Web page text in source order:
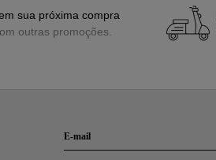
sua próxima compra
outras promoções.